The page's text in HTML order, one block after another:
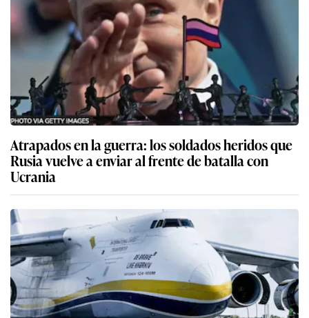
Atrapados en la guerra: los soldados heridos que
Rusia vuelve a enviar al frente de batalla con
Ucrania